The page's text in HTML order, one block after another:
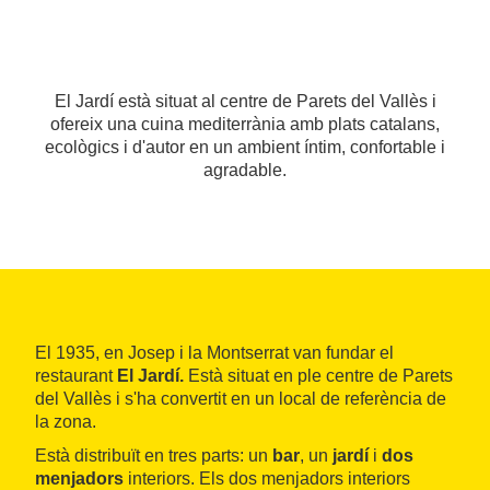
El Jardí està situat al centre de Parets del Vallès i
ofereix una cuina mediterrània amb plats catalans,
ecològics i d'autor en un ambient íntim, confortable i
agradable.
El 1935, en Josep i la Montserrat van fundar el
restaurant El Jardí. Està situat en ple centre de Parets
del Vallès i s'ha convertit en un local de referència de
la zona.
Està distribuït en tres parts: un bar, un jardí i dos
menjadors interiors. Els dos menjadors interiors